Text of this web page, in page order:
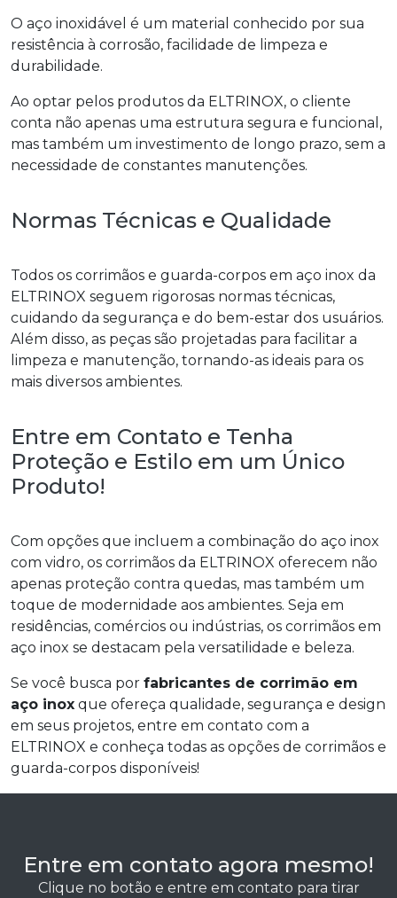
O aço inoxidável é um material conhecido por sua
resistência à corrosão, facilidade de limpeza e
durabilidade.
Ao optar pelos produtos da ELTRINOX, o cliente
conta não apenas uma estrutura segura e funcional,
mas também um investimento de longo prazo, sem a
necessidade de constantes manutenções.
Normas Técnicas e Qualidade
Todos os corrimãos e guarda-corpos em aço inox da
ELTRINOX seguem rigorosas normas técnicas,
cuidando da segurança e do bem-estar dos usuários.
Além disso, as peças são projetadas para facilitar a
limpeza e manutenção, tornando-as ideais para os
mais diversos ambientes.
Entre em Contato e Tenha
Proteção e Estilo em um Único
Produto!
Com opções que incluem a combinação do aço inox
com vidro, os corrimãos da ELTRINOX oferecem não
apenas proteção contra quedas, mas também um
toque de modernidade aos ambientes. Seja em
residências, comércios ou indústrias, os corrimãos em
aço inox se destacam pela versatilidade e beleza.
Se você busca por fabricantes de corrimão em
aço inox que ofereça qualidade, segurança e design
em seus projetos, entre em contato com a
ELTRINOX e conheça todas as opções de corrimãos e
guarda-corpos disponíveis!
Entre em contato agora mesmo!
Clique no botão e entre em contato para tirar